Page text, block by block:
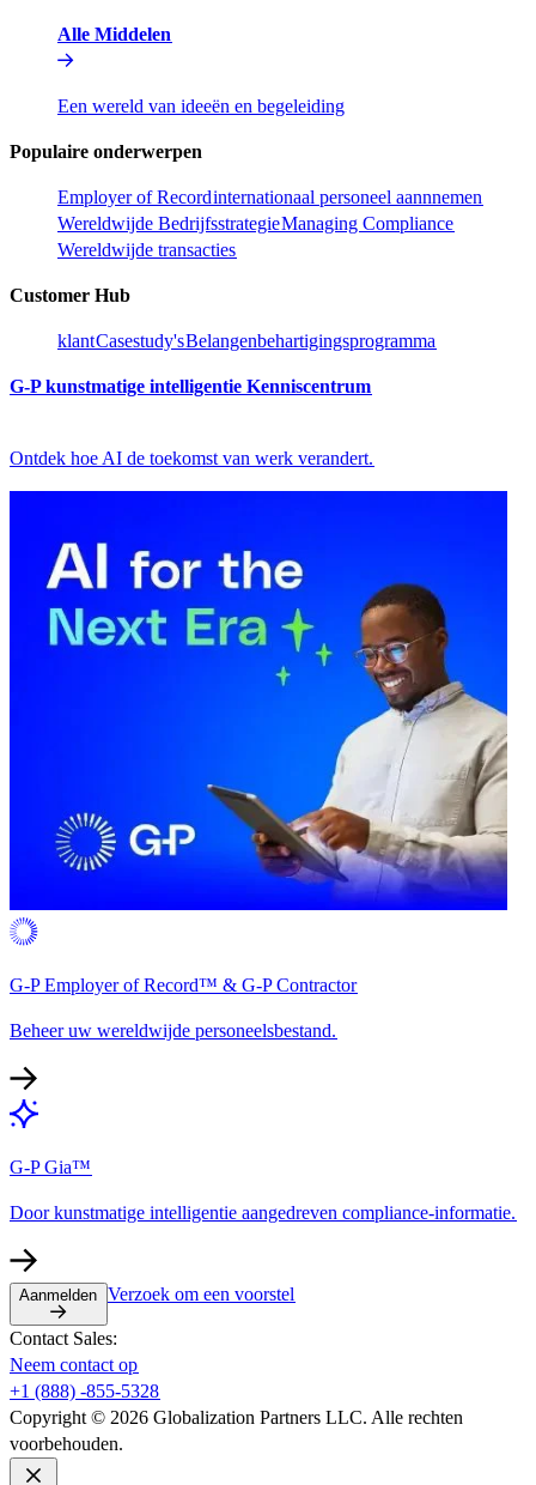
Alle Middelen​​
Een wereld van ideeën en begeleiding​​
Populaire onderwerpen​​
Employer of Record​​internationaal personeel aannnemen​​
Wereldwijde Bedrijfsstrategie​​Managing Compliance​​
Wereldwijde transacties​​
Customer Hub​​
klant​​Casestudy's​​Belangenbehartigingsprogramma​​
G-P kunstmatige intelligentie Kenniscentrum​​
Ontdek hoe AI de toekomst van werk verandert.​​
G-P Employer of Record™ & G-P Contractor​​
Beheer uw wereldwijde personeelsbestand.​​
G-P Gia™​​
Door kunstmatige intelligentie aangedreven compliance-informatie.​​
Aanmelden​​ Verzoek om een voorstel​​
Contact Sales:​​
Neem contact op​​
+1 (888) -855-5328​​
Copyright © 2026 Globalization Partners LLC. Alle rechten
voorbehouden.​​